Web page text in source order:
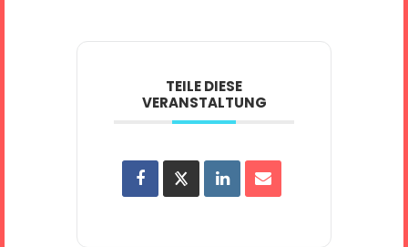
TEILE DIESE
VERANSTALTUNG